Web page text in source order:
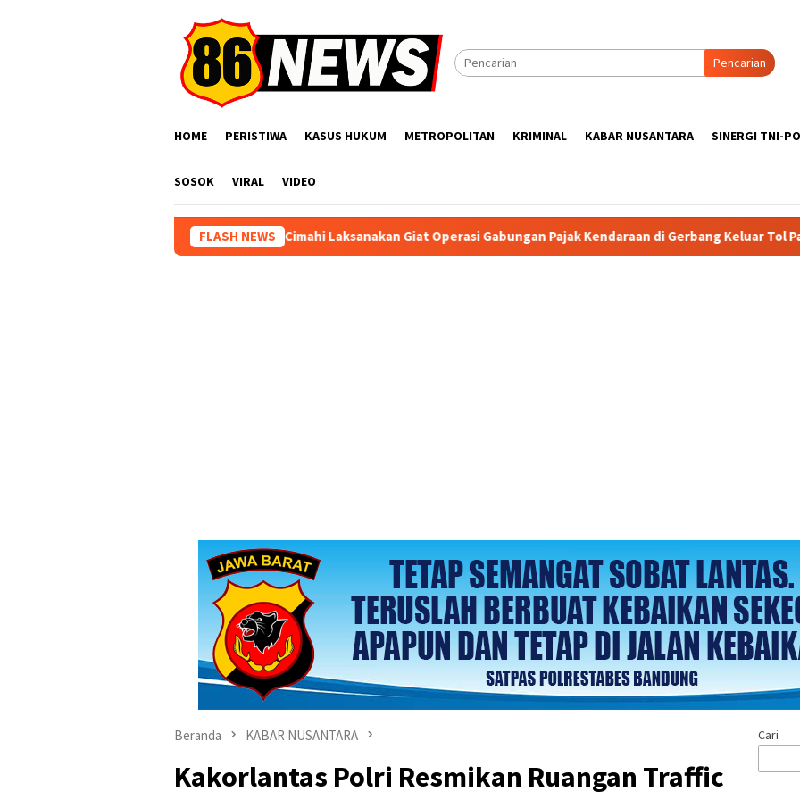
Pencarian
HOME PERISTIWA KASUS HUKUM METROPOLITAN KRIMINAL KABAR NUSANTARA SINERGI TNI-
SOSOK VIRAL VIDEO
FLASH NEWS
Mati! Satlantas Polres Cimahi Laksanakan Giat Operasi Gabungan Pajak Kendaraan di Gerbang Keluar Tol Padalarang
Beranda KABAR NUSANTARA
Kakorlantas Polri Resmikan Ruangan Traffic
Cari